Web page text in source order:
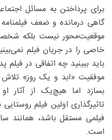
برای پرداختن به مسائل
گاهی درمانده و ضعف
موقعیت‌محور نیست بلکه
خاصی را در جریان فیلم
باید ببینید چه اتفاقی در
موفقیت «ابد و یک روز»
بسازد اما هیچ‌یک از آثار
تاثیرگذاری اولین فیلم
فیلمی مستقل باشد، همانند
است.